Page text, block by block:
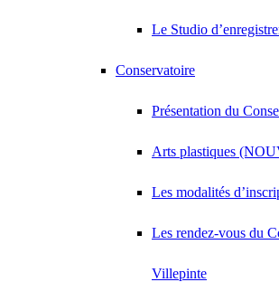
Le Studio
Conservatoire
Présentation du
Arts plastiques
Les modalités
Les rendez-vous du
Villepinte